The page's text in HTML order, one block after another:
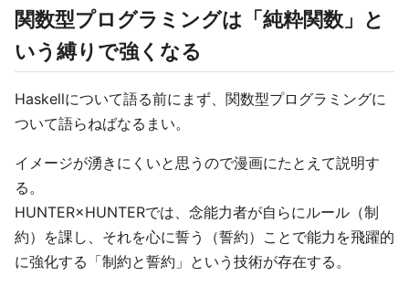
関数型プログラミングは「純粋関数」と
いう縛りで強くなる
Haskellについて語る前にまず、関数型プログラミングに
ついて語らねばなるまい。
イメージが湧きにくいと思うので漫画にたとえて説明す
る。
HUNTER×HUNTERでは、念能力者が自らにルール（制
約）を課し、それを心に誓う（誓約）ことで能力を飛躍的
に強化する「制約と誓約」という技術が存在する。